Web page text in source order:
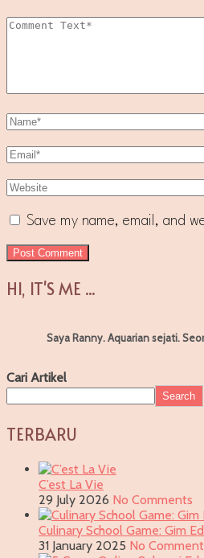
Save my name, email, and
HI, IT'S ME ...
Saya Ranny. Aquarian sejati.
Cari Artikel
Search
TERBARU
C’est La Vie
29 July 2026 No Comments
Culinary School Game: Gim
31 January 2025 No